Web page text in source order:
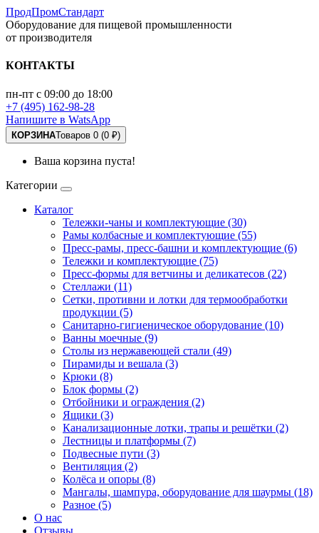
ПродПромСтандарт
Оборудование для пищевой промышленности
от производителя
КОНТАКТЫ
пн-пт с 09:00 до 18:00
+7 (495) 162-98-28
Напишите в WatsApp
КОРЗИНАТоваров 0 (0 ₽)
Ваша корзина пуста!
Категории
Каталог
Тележки-чаны и комплектующие (30)
Рамы колбасные и комплектующие (55)
Пресс-рамы, пресс-башни и комплектующие (6)
Тележки и комплектующие (75)
Пресс-формы для ветчины и деликатесов (22)
Стеллажи (11)
Сетки, противни и лотки для термообработки
продукции (5)
Санитарно-гигиеническое оборудование (10)
Ванны моечные (9)
Столы из нержавеющей стали (49)
Пирамиды и вешала (3)
Крюки (8)
Блок формы (2)
Отбойники и ограждения (2)
Ящики (3)
Канализационные лотки, трапы и решётки (2)
Лестницы и платформы (7)
Подвесные пути (3)
Вентиляция (2)
Колёса и опоры (8)
Мангалы, шампура, оборудование для шаурмы (18)
Разное (5)
О нас
Отзывы